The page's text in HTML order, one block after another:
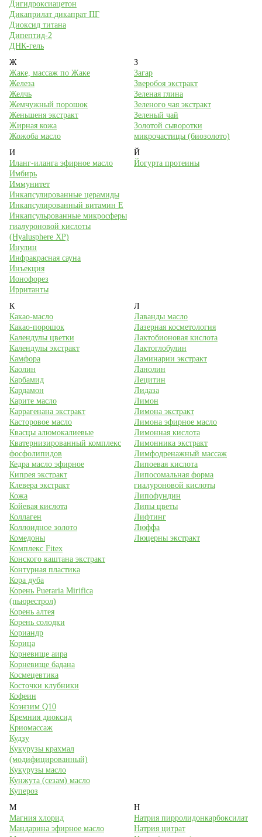
Дигидроксиацетон
Дикаприлат дикапрат ПГ
Диоксид титана
Дипептид-2
ДНК-гель
Ж
Жаке, массаж по Жаке
Железа
Желчь
Жемчужный порошок
Женьшеня экстракт
Жирная кожа
Жожоба масло
З
Загар
Зверобоя экстракт
Зеленая глина
Зеленого чая экстракт
Зеленый чай
Золотой сыворотки
микрочастицы (биозолото)
И
Иланг-иланга эфирное масло
Имбирь
Иммунитет
Инкапсулированные церамиды
Инкапсулированный витамин Е
Инкапсульрованные микросферы
гиалуроновой кислоты
(Hyalusphere XP)
Инулин
Инфракрасная сауна
Инъекция
Ионофорез
Ирританты
Й
Йогурта протеины
К
Какао-масло
Какао-порошок
Календулы цветки
Календулы экстракт
Камфора
Каолин
Карбамид
Кардамон
Карите масло
Каррагенана экстракт
Касторовое масло
Квасцы алюмокалиевые
Кватернизированный комплекс
фосфолипидов
Кедра масло эфирное
Кипрея экстракт
Клевера экстракт
Кожа
Койевая кислота
Коллаген
Коллоидное золото
Комедоны
Комплекс Fitex
Конского каштана экстракт
Контурная пластика
Кора дуба
Корень Pueraria Mirifica
(пьюрестрол)
Корень алтея
Корень солодки
Кориандр
Корица
Корневище аира
Корневище бадана
Космецевтика
Косточки клубники
Кофеин
Коэнзим Q10
Кремния диоксид
Криомассаж
Кудзу
Кукурузы крахмал
(модифицированный)
Кукурузы масло
Кунжута (сезам) масло
Купероз
Л
Лаванды масло
Лазерная косметология
Лактобионовая кислота
Лактоглобулин
Ламинарии экстракт
Ланолин
Лецитин
Лидаза
Лимон
Лимона экстракт
Лимона эфирное масло
Лимонная кислота
Лимонника экстракт
Лимфодренажный массаж
Липоевая кислота
Липосомальная форма
гиалуроновой кислоты
Липофундин
Липы цветы
Лифтинг
Люффа
Люцерны экстракт
М
Магния хлорид
Мандарина эфирное масло
Н
Натрия пирролидонкарбоксилат
Натрия цитрат